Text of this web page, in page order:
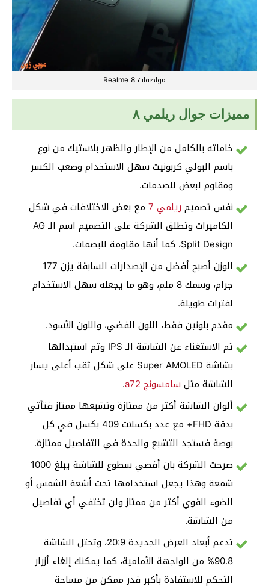
مواصفات Realme 8
مميزات جوال ريلمي ٨
خاماته بالكامل من الإطار والظهر بلاستيك من نوع
باسم البولي كربونيت سهل الاستخدام وصعب الكسر
ومقاوم لبعض للصدمات.
نفس تصميم ريلمي 7
مع بعض الاختلافات في شكل
الكاميرات وتطلق الشركة على التصميم اسم الـ AG
Split Design، كما أنها مقاومة للبصمات.
الوزن أصبح أفضل من الإصدارات السابقة يزن 177
جرام، وسمك 8 ملم، وهو ما يجعله سهل الاستخدام
لفترات طويلة.
مقدم بلونين فقط، اللون الفضي، واللون الأسود.
تم الاستغناء عن الشاشة الـ IPS وتم استبدالها
بشاشة Super AMOLED على شكل ثقب أعلى يسار
الشاشة مثل سامسونج a72
.
ألوان الشاشة أكثر من ممتازة وتشبعها ممتاز فتأتي
بدقة FHD+ مع عدد بكسلات 409 بكسل في كل
بوصة فستجد التشبع والحدة في التفاصيل ممتازة.
صرحت الشركة بان أقصي سطوع للشاشة يبلغ 1000
شمعة وهذا يجعل استخدامها تحت أشعة الشمس أو
الضوء القوي أكثر من ممتاز ولن تختفي أي تفاصيل
من الشاشة.
تدعم أبعاد العرض الجديدة 20:9، وتحتل الشاشة
90.8% من الواجهة الأمامية، كما يمكنك إلغاء أزرار
التحكم للاستفادة بأكبر قدر ممكن من مساحة